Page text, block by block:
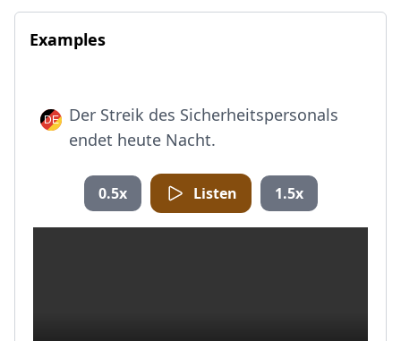
Examples
Der Streik des Sicherheitspersonals
endet heute Nacht.
0.5x Listen 1.5x